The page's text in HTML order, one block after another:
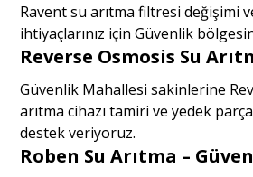
Ravent su arıtma filtresi değişimi
ihtiyaçlarınız için Güvenlik
Reverse Osmosis Su
Güvenlik Mahallesi sakinlerine
arıtma cihazı tamiri ve yedek
destek veriyoruz.
Roben Su Arıtma –